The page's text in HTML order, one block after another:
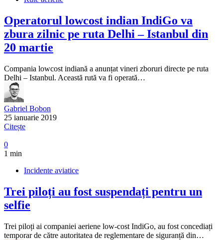
Operatorul lowcost indian IndiGo va
zbura zilnic pe ruta Delhi – Istanbul din
20 martie
Compania lowcost indiană a anunțat vineri zboruri directe pe ruta
Delhi – Istanbul. Această rută va fi operată…
Gabriel Bobon
25 ianuarie 2019
Citește
0
1 min
Incidente aviatice
Trei piloți au fost suspendați pentru un
selfie
Trei piloți ai companiei aeriene low-cost IndiGo, au fost concediați
temporar de către autoritatea de reglementare de siguranță din…